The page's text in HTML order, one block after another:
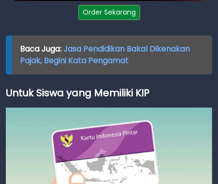
Order Sekarang
Baca Juga:Jasa Pendidikan Bakal Dikenakan
Pajak, Begini Kata Pengamat
Untuk Siswa yang Memiliki KIP